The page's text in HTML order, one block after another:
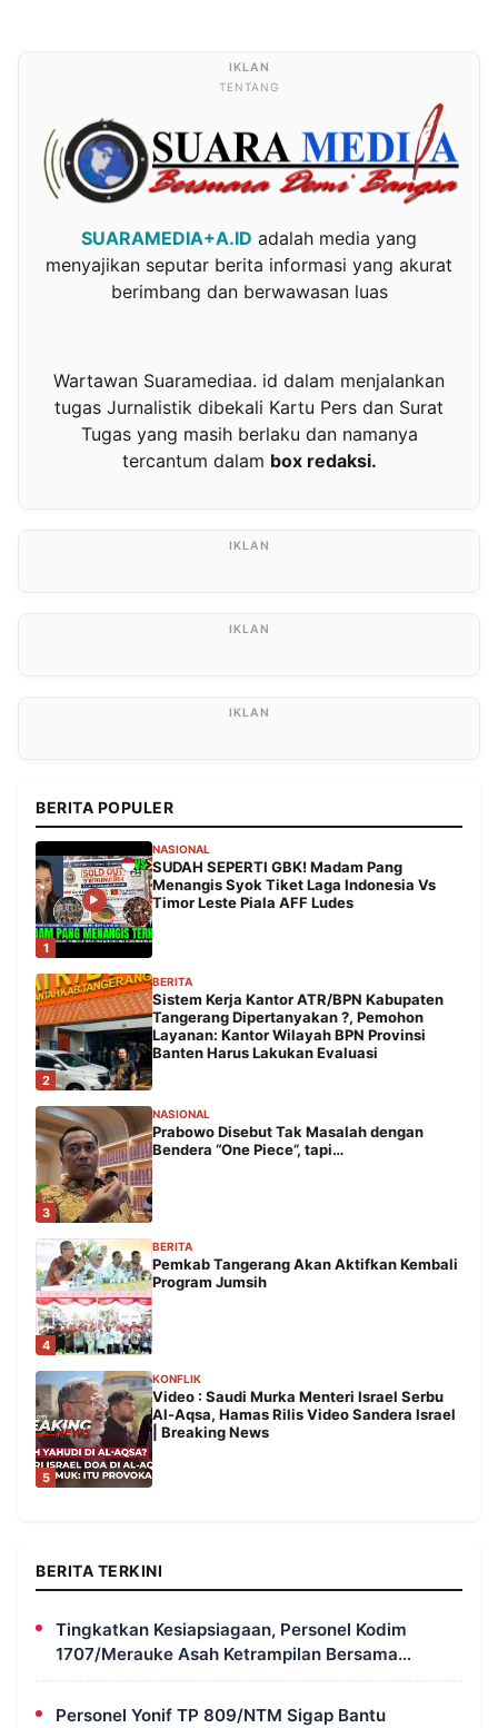
TENTANG
SUARAMEDIA+A.ID adalah media yang
menyajikan seputar berita informasi yang akurat
berimbang dan berwawasan luas
Wartawan Suaramediaa. id dalam menjalankan
tugas Jurnalistik dibekali Kartu Pers dan Surat
Tugas yang masih berlaku dan namanya
tercantum dalam box redaksi.
BERITA POPULER
1
NASIONAL
SUDAH SEPERTI GBK! Madam Pang
Menangis Syok Tiket Laga Indonesia Vs
Timor Leste Piala AFF Ludes
2
BERITA
Sistem Kerja Kantor ATR/BPN Kabupaten
Tangerang Dipertanyakan ?, Pemohon
Layanan: Kantor Wilayah BPN Provinsi
Banten Harus Lakukan Evaluasi
3
NASIONAL
Prabowo Disebut Tak Masalah dengan
Bendera “One Piece”, tapi…
4
BERITA
Pemkab Tangerang Akan Aktifkan Kembali
Program Jumsih
5
KONFLIK
Video : Saudi Murka Menteri Israel Serbu
Al-Aqsa, Hamas Rilis Video Sandera Israel
| Breaking News
BERITA TERKINI
Tingkatkan Kesiapsiagaan, Personel Kodim
1707/Merauke Asah Ketrampilan Bersama
Petugas Damkar
Personel Yonif TP 809/NTM Sigap Bantu